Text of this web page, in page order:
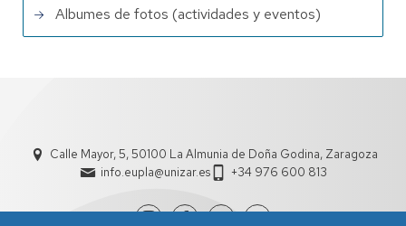
Albumes de fotos (actividades y eventos)
Calle Mayor, 5, 50100 La Almunia de Doña Godina, Zaragoza
info.eupla@unizar.es
+34 976 600 813